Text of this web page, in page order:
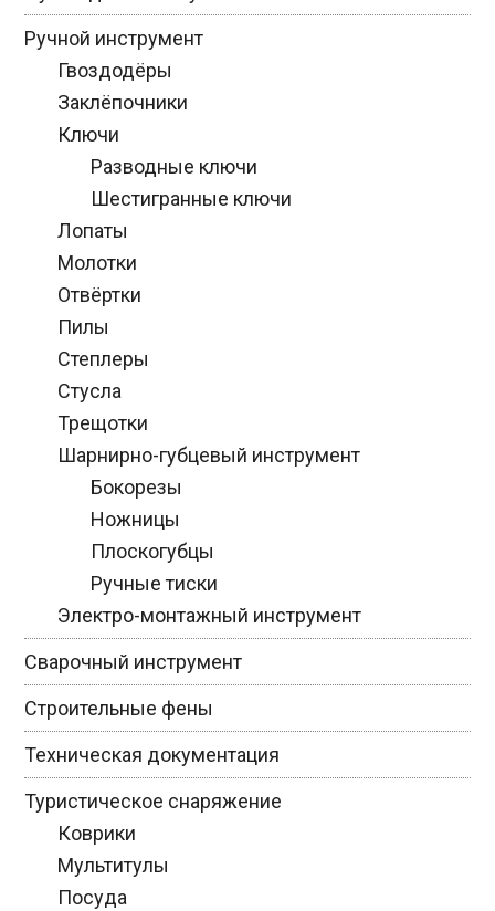
Ручной инструмент
Гвоздодёры
Заклёпочники
Ключи
Разводные ключи
Шестигранные ключи
Лопаты
Молотки
Отвёртки
Пилы
Степлеры
Стусла
Трещотки
Шарнирно-губцевый инструмент
Бокорезы
Ножницы
Плоскогубцы
Ручные тиски
Электро-монтажный инструмент
Сварочный инструмент
Строительные фены
Техническая документация
Туристическое снаряжение
Коврики
Мультитулы
Посуда